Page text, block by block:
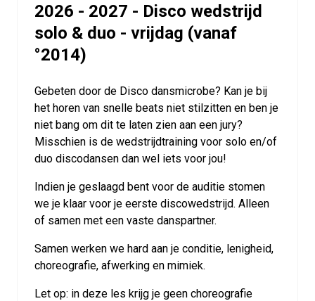
2026 - 2027 - Disco wedstrijd
solo & duo - vrijdag (vanaf
°2014)
Gebeten door de Disco dansmicrobe? Kan je bij
het horen van snelle beats niet stilzitten en ben je
niet bang om dit te laten zien aan een jury?
Misschien is de wedstrijdtraining voor solo en/of
duo discodansen dan wel iets voor jou!
Indien je geslaagd bent voor de auditie stomen
we je klaar voor je eerste discowedstrijd. Alleen
of samen met een vaste danspartner.
Samen werken we hard aan je conditie, lenigheid,
choreografie, afwerking en mimiek.
Let op: in deze les krijg je geen choreografie